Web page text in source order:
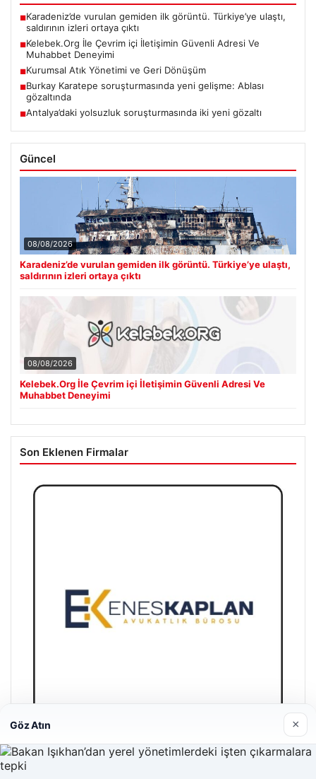
■Karadeniz’de vurulan gemiden ilk görüntü. Türkiye’ye ulaştı,
saldırının izleri ortaya çıktı
■Kelebek.Org İle Çevrim içi İletişimin Güvenli Adresi Ve
Muhabbet Deneyimi
■Kurumsal Atık Yönetimi ve Geri Dönüşüm
■Burkay Karatepe soruşturmasında yeni gelişme: Ablası
gözaltında
■Antalya’daki yolsuzluk soruşturmasında iki yeni gözaltı
Güncel
08/08/2026
Karadeniz’de vurulan gemiden ilk görüntü. Türkiye’ye ulaştı,
saldırının izleri ortaya çıktı
08/08/2026
Kelebek.Org İle Çevrim içi İletişimin Güvenli Adresi Ve
Muhabbet Deneyimi
Son Eklenen Firmalar
Enes Kaplan Avukatlık Bürosu
Göz Atın ×